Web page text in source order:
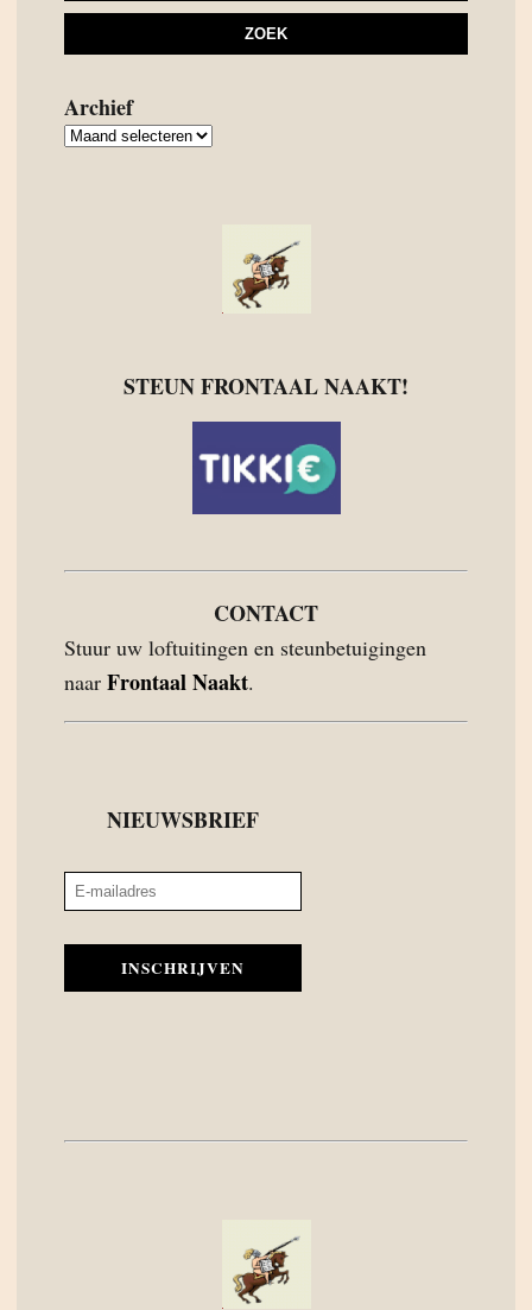
Archief
Archief
STEUN FRONTAAL NAAKT!
CONTACT
Stuur uw loftuitingen en steunbetuigingen
naar Frontaal Naakt.
NIEUWSBRIEF
INSCHRIJVEN